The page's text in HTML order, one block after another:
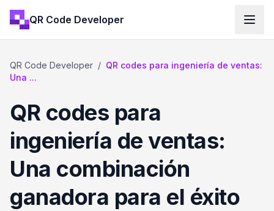
QR Code Developer
QR Code Developer / QR codes para ingeniería de ventas:
Una ...
QR codes para
ingeniería de ventas:
Una combinación
ganadora para el éxito